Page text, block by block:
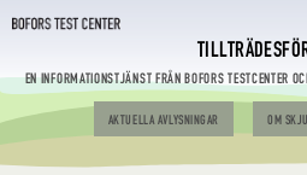
EN INFORMATIONSTJÄNST FRÅN BOFORS TESTCENTER
AKTUELLA AVLYSNINGAR OM